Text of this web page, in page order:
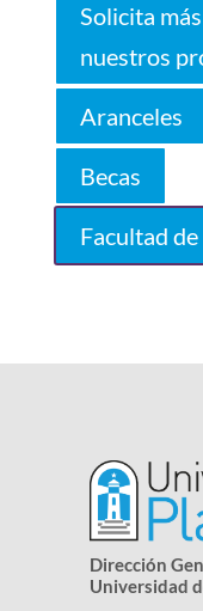
Solicita
nuestros
Aranceles
Becas
Facultad
Dirección
Universidad